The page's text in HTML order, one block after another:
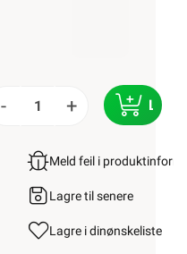
- +
Meld feil i
Lagre til senere
Lagre i dinønskeliste